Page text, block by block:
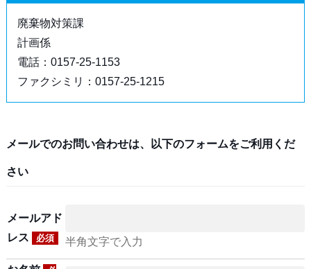
廃棄物対策課
計画係
電話：0157-25-1153
ファクシミリ：0157-25-1215
メールでのお問い合わせは、以下のフォームをご利用くだ
さい
メールアド
レス
必須 半角文字で入力